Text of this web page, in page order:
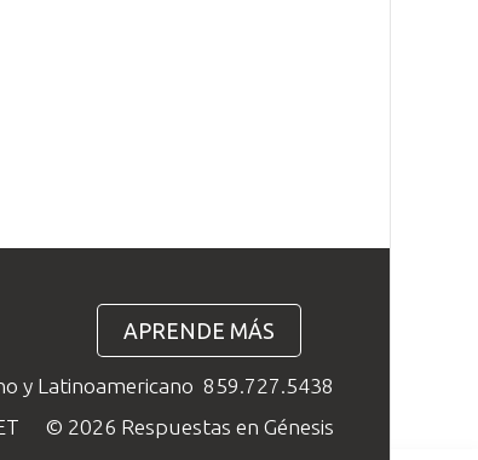
APRENDE MÁS
y Latinoamericano 859.727.5438
© 2026 Respuestas en Génesis